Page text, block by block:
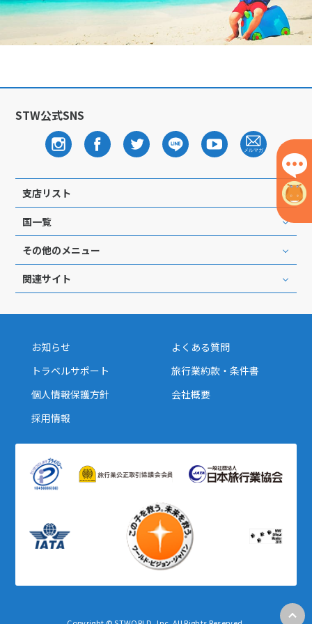
STW公式SNS
支店リスト
国一覧
その他のメニュー
関連サイト
お知らせ
よくある質問
トラベルサポート
旅行業約款・条件書
個人情報保護方針
会社概要
採用情報